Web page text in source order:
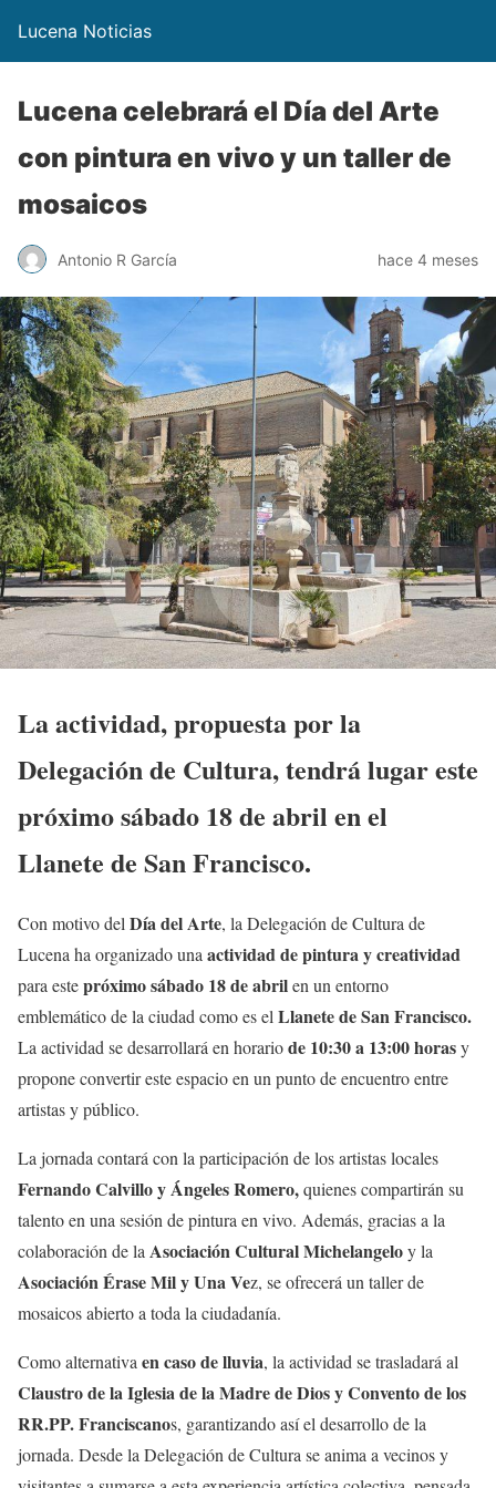
Lucena Noticias
Lucena celebrará el Día del Arte
con pintura en vivo y un taller de
mosaicos
Antonio R García hace 4 meses
La actividad, propuesta por la
Delegación de Cultura, tendrá lugar este
próximo sábado 18 de abril en el
Llanete de San Francisco.
Con motivo del Día del Arte, la Delegación de Cultura de
Lucena ha organizado una actividad de pintura y creatividad
para estepróximo sábado 18 de abrilen un entorno
emblemático de la ciudad como es el Llanete de San Francisco.
La actividad se desarrollará en horariode 10:30 a 13:00 horasy
propone convertir este espacio en un punto de encuentro entre
artistas y público.
La jornada contará con la participación de los artistas locales
Fernando Calvillo y Ángeles Romero,quienes compartirán su
talento en una sesión de pintura en vivo. Además, gracias a la
colaboración de la Asociación Cultural Michelangeloy la
Asociación Érase Mil y Una Vez, se ofrecerá un taller de
mosaicos abierto a toda la ciudadanía.
Como alternativa en caso de lluvia, la actividad se trasladará al
Claustro de la Iglesia de la Madre de Dios y Convento de los
RR.PP. Franciscanos, garantizando así el desarrollo de la
jornada. Desde la Delegación de Cultura se anima a vecinos y